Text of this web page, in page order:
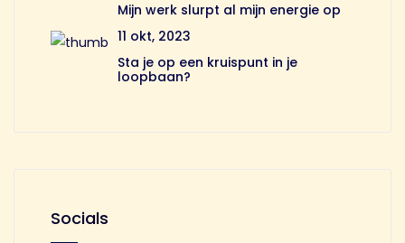
Mijn werk slurpt al mijn energie op
11 okt, 2023
Sta je op een kruispunt in je
loopbaan?
Socials